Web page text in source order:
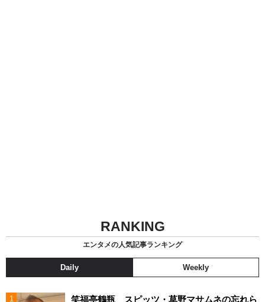
RANKING
エンタメの人気記事ランキング
Daily Weekly
笑福亭鶴瓶 スピッツ・草野マサムネの忘れら